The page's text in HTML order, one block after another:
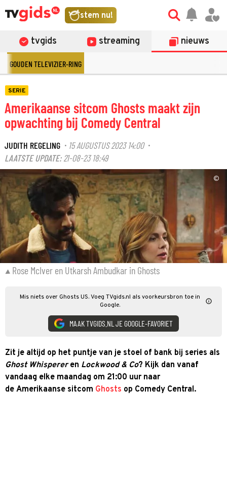
stem nu!
tvgids streaming nieuws
GOUDEN TELEVIZIER-RING
SERIE
Amerikaanse sitcom Ghosts maakt zijn
opwachting bij Comedy Central
JUDITH REGELING · 15 AUGUSTUS 2023 14:00·
LAATSTE UPDATE: 21-08-23 18:49
©
Rose McIver en Utkarsh Ambudkar in Ghosts
Mis niets over Ghosts US. Voeg TVgids.nl als voorkeursbron toe in
Google.
MAAK TVGIDS.NL JE GOOGLE-FAVORIET
Zit je altijd op het puntje van je stoel of bank bij series als
Ghost Whispereren Lockwood & Co? Kijk dan vanaf
vandaag elke maandag om 21:00 uur naar
de Amerikaanse sitcom Ghosts op Comedy Central.